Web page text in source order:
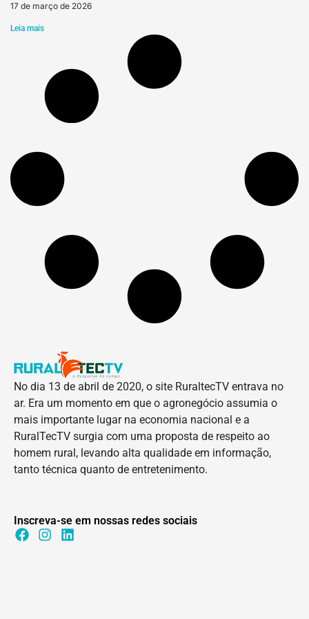
17 de março de 2026
Leia mais
No dia 13 de abril de 2020, o site RuraltecTV entrava no
ar. Era um momento em que o agronegócio assumia o
mais importante lugar na economia nacional e a
RuralTecTV surgia com uma proposta de respeito ao
homem rural, levando alta qualidade em informação,
tanto técnica quanto de entretenimento.
Inscreva-se em nossas redes sociais